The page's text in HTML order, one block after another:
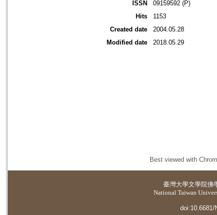
ISSN
09159592 (P)
Hits
1153
Created date
2004.05.28
Modified date
2018.05.29
Best viewed with
臺灣大學文學院佛
National Taiwan
doi:10.6681/